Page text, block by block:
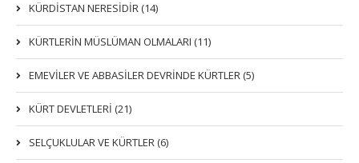
KÜRDİSTAN NERESİDİR (14)
KÜRTLERİN MÜSLÜMAN OLMALARI (11)
EMEVİLER VE ABBASİLER DEVRİNDE KÜRTLER (5)
KÜRT DEVLETLERİ (21)
SELÇUKLULAR VE KÜRTLER (6)